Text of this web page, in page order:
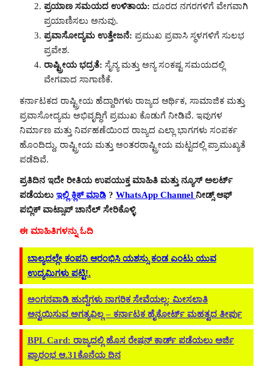
ಪ್ರಯಾಣ ಸಮಯದ ಉಳಿತಾಯ: ದೂರದ ನಗರಗಳಿಗೆ ವೇಗವಾಗಿ
ಪ್ರಯಾಣಿಸಲು ಅನುವು.
ಪ್ರವಾಸೋದ್ಯಮ ಉತ್ತೇಜನೆ: ಪ್ರಮುಖ ಪ್ರವಾಸಿ ಸ್ಥಳಗಳಿಗೆ ಸುಲಭ
ಪ್ರವೇಶ.
ರಾಷ್ಟ್ರೀಯ ಭದ್ರತೆ: ಸೈನ್ಯ ಮತ್ತು ಅನ್ಯ ಸಂಕಷ್ಟ ಸಮಯದಲ್ಲಿ
ವೇಗವಾದ ಸಾಗಾಣಿಕೆ.
ಕರ್ನಾಟಕದ ರಾಷ್ಟ್ರೀಯ ಹೆದ್ದಾರಿಗಳು ರಾಜ್ಯದ ಆರ್ಥಿಕ, ಸಾಮಾಜಿಕ ಮತ್ತು
ಪ್ರವಾಸೋದ್ಯಮ ಅಭಿವೃದ್ಧಿಗೆ ಪ್ರಮುಖ ಕೊಡುಗೆ ನೀಡಿವೆ. ಇವುಗಳ
ನಿರ್ಮಾಣ ಮತ್ತು ನಿರ್ವಹಣೆಯಿಂದ ರಾಜ್ಯದ ಎಲ್ಲಾ ಭಾಗಗಳು ಸಂಪರ್ಕ
ಹೊಂದಿದ್ದು, ರಾಷ್ಟ್ರೀಯ ಮತ್ತು ಅಂತರರಾಷ್ಟ್ರೀಯ ಮಟ್ಟದಲ್ಲಿ ಪ್ರಾಮುಖ್ಯತೆ
ಪಡೆದಿವೆ.
ಪ್ರತಿದಿನ ಇದೇ ರೀತಿಯ ಉಪಯುಕ್ತ ಮಾಹಿತಿ ಮತ್ತು ನ್ಯೂಸ್ ಅಲರ್ಟ್
ಪಡೆಯಲು ಇಲ್ಲಿ ಕ್ಲಿಕ್ ಮಾಡಿ ? WhatsApp Channel ನೀಡ್ಸ್ ಆಫ್
ಪಬ್ಲಿಕ್ ವಾಟ್ಸಾಪ್ ಚಾನೆಲ್ ಸೇರಿಕೊಳ್ಳಿ
ಈ ಮಾಹಿತಿಗಳನ್ನು ಓದಿ
ಬಾಲ್ಯದಲ್ಲೇ ಕಂಪನಿ ಆರಂಭಿಸಿ ಯಶಸ್ಸು ಕಂಡ ಎಂಟು ಯುವ
ಉದ್ಯಮಿಗಳು ಪಟ್ಟಿ!.
ಅಂಗನವಾಡಿ ಹುದ್ದೆಗಳು ನಾಗರಿಕ ಸೇವೆಯಲ್ಲ: ಮೀಸಲಾತಿ
ಅನ್ವಯಿಸುವ ಅಗತ್ಯವಿಲ್ಲ – ಕರ್ನಾಟಕ ಹೈಕೋರ್ಟ್ ಮಹತ್ವದ ತೀರ್ಪು
BPL Card: ರಾಜ್ಯದಲ್ಲಿ ಹೊಸ ರೇಷನ್ ಕಾರ್ಡ್ ಪಡೆಯಲು ಅರ್ಜಿ
ಪ್ರಾರಂಭ ಆ.31ಕೊನೆಯ ದಿನ